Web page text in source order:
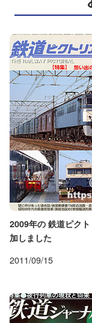
2009年の 鉄道ピク
加しました
2011/09/15